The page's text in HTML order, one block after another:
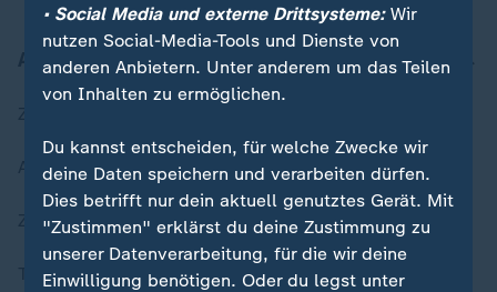
Aktuell bei ZDFheute
Aktuelle Sendungs-Videos
ZDFheute Stories
Themen im Überblick
• Social Media und externe Drittsysteme:Wir
nutzen Social-Media-Tools und Dienste von
anderen Anbietern. Unter anderem um das Teilen
von Inhalten zu ermöglichen.
Du kannst entscheiden, für welche Zwecke wir
deine Daten speichern und verarbeiten dürfen.
Dies betrifft nur dein aktuell genutztes Gerät. Mit
"Zustimmen" erklärst du deine Zustimmung zu
unserer Datenverarbeitung, für die wir deine
Einwilligung benötigen. Oder du legst unter